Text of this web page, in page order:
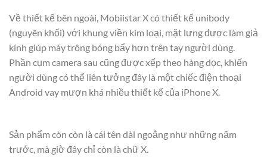
Về thiết kế bên ngoài, Mobiistar X có thiết kế unibody
(nguyên khối) với khung viền kim loại, mặt lưng được làm giả
kính giúp máy trông bóng bẩy hơn trên tay người dùng.
Phần cụm camera sau cũng được xếp theo hàng dọc, khiến
người dùng có thể liên tưởng đây là một chiếc điện thoại
Android vay mượn khá nhiều thiết kế của iPhone X.
Sản phẩm còn còn là cái tên dài ngoằng như những năm
trước, mà giờ đây chỉ còn là chữ X.